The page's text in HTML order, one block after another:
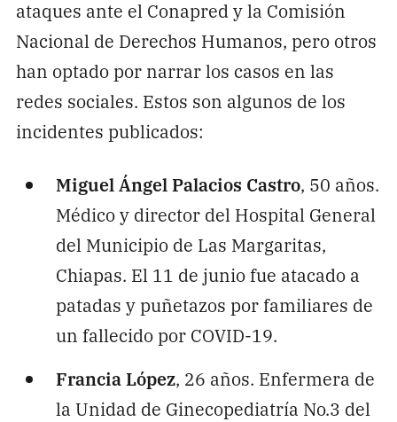
ataques ante el Conapred y la Comisión
Nacional de Derechos Humanos, pero otros
han optado por narrar los casos en las
redes sociales. Estos son algunos de los
incidentes publicados:
Miguel Ángel Palacios Castro, 50 años.
Médico y director del Hospital General
del Municipio de Las Margaritas,
Chiapas. El 11 de junio fue atacado a
patadas y puñetazos por familiares de
un fallecido por COVID-19.
Francia López, 26 años. Enfermera de
la Unidad de Ginecopediatría No.3 del